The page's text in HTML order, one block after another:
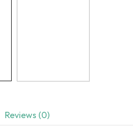
Reviews (0)